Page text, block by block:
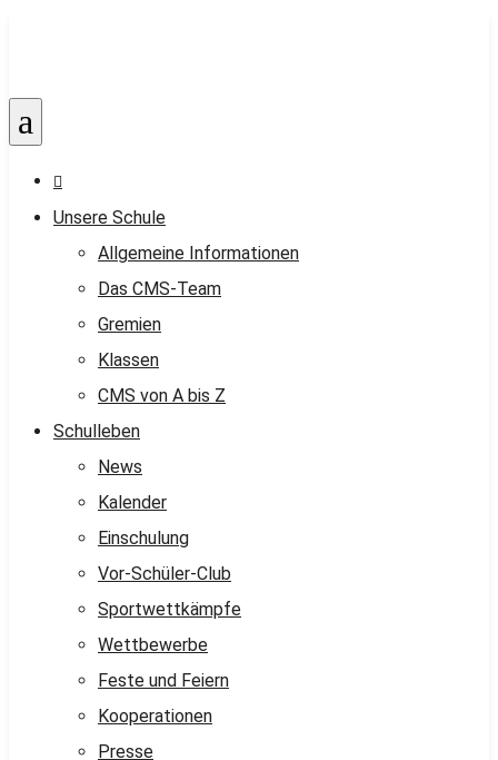
a

Unsere Schule
Allgemeine Informationen
Das CMS-Team
Gremien
Klassen
CMS von A bis Z
Schulleben
News
Kalender
Einschulung
Vor-Schüler-Club
Sportwettkämpfe
Wettbewerbe
Feste und Feiern
Kooperationen
Presse